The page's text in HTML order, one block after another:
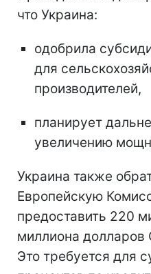
что Украина:
одобрила
для
производителей,
планирует
увеличению
Украина также
Европейскую
предоставить 220
миллиона
Это требуется для